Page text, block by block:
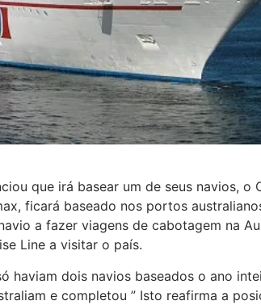
que irá basear um de seus navios, o
ficará baseado nos portos
a fazer viagens de cabotagem na
Line a visitar o país.
haviam dois navios baseados o ano
e completou ” Isto reafirma a